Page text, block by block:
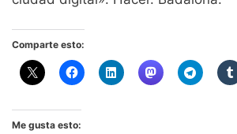
Comparte esto:
Me gusta esto: